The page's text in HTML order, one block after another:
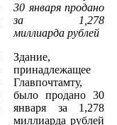
30 января продано
за 1,278
миллиарда рублей
Здание,
принадлежащее
Главпочтамту,
было продано 30
января за 1,278
миллиарда рублей